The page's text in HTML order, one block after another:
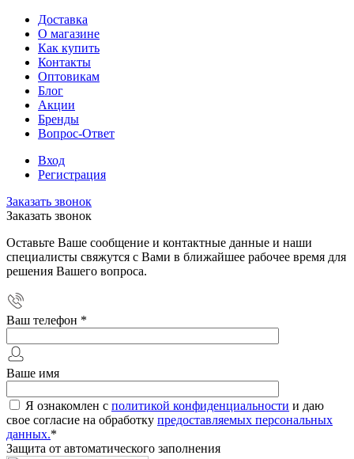
Доставка
О магазине
Как купить
Контакты
Оптовикам
Блог
Акции
Бренды
Вопрос-Ответ
Вход
Регистрация
Заказать звонок
Заказать звонок
Оставьте Ваше сообщение и контактные данные и наши
специалисты свяжутся с Вами в ближайшее рабочее время для
решения Вашего вопроса.
Ваш телефон *
Ваше имя
Я ознакомлен с политикой конфиденциальности и даю
свое согласие на обработку предоставляемых персональных
данных.*
Защита от автоматического заполнения